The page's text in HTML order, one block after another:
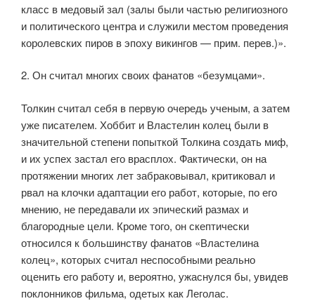
класс в медовый зал (залы были частью религиозного
и политического центра и служили местом проведения
королевских пиров в эпоху викингов — прим. перев.)».
2. Он считал многих своих фанатов «безумцами».
Толкин считал себя в первую очередь ученым, а затем
уже писателем. Хоббит и Властелин колец были в
значительной степени попыткой Толкина создать миф,
и их успех застал его врасплох. Фактически, он на
протяжении многих лет забраковывал, критиковал и
рвал на клочки адаптации его работ, которые, по его
мнению, не передавали их эпический размах и
благородные цели. Кроме того, он скептически
относился к большинству фанатов «Властелина
колец», которых считал неспособными реально
оценить его работу и, вероятно, ужаснулся бы, увидев
поклонников фильма, одетых как Леголас.